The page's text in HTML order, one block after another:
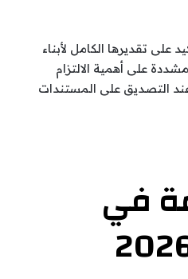
على تقديرها الكامل لأبناء
على أهمية الالتزام
التصديق على المستندات
في